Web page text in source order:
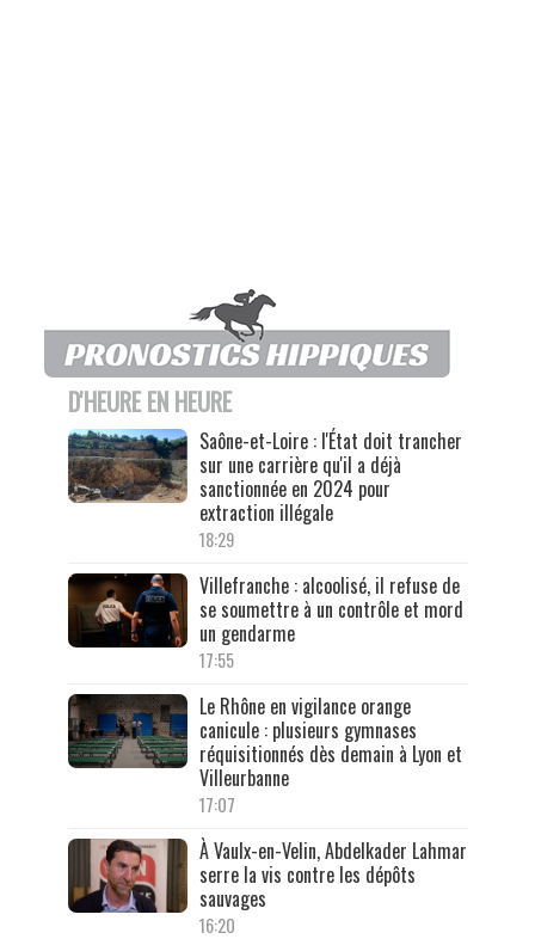
D'HEURE EN HEURE
Saône-et-Loire : l'État doit trancher
sur une carrière qu'il a déjà
sanctionnée en 2024 pour
extraction illégale
18:29
Villefranche : alcoolisé, il refuse de
se soumettre à un contrôle et mord
un gendarme
17:55
Le Rhône en vigilance orange
canicule : plusieurs gymnases
réquisitionnés dès demain à Lyon et
Villeurbanne
17:07
À Vaulx-en-Velin, Abdelkader Lahmar
serre la vis contre les dépôts
sauvages
16:20